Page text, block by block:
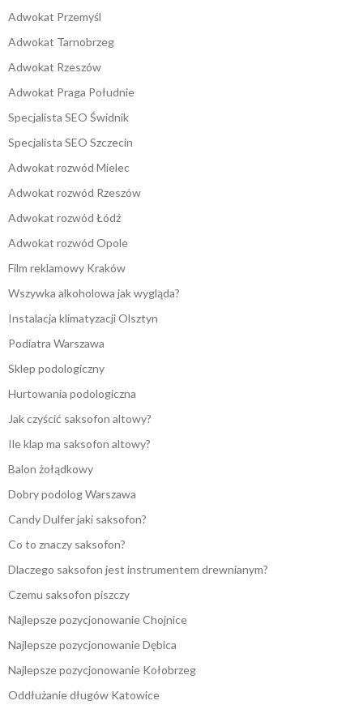
Adwokat Przemyśl
Adwokat Tarnobrzeg
Adwokat Rzeszów
Adwokat Praga Południe
Specjalista SEO Świdnik
Specjalista SEO Szczecin
Adwokat rozwód Mielec
Adwokat rozwód Rzeszów
Adwokat rozwód Łódź
Adwokat rozwód Opole
Film reklamowy Kraków
Wszywka alkoholowa jak wygląda?
Instalacja klimatyzacji Olsztyn
Podiatra Warszawa
Sklep podologiczny
Hurtowania podologiczna
Jak czyścić saksofon altowy?
Ile klap ma saksofon altowy?
Balon żołądkowy
Dobry podolog Warszawa
Candy Dulfer jaki saksofon?
Co to znaczy saksofon?
Dlaczego saksofon jest instrumentem drewnianym?
Czemu saksofon piszczy
Najlepsze pozycjonowanie Chojnice
Najlepsze pozycjonowanie Dębica
Najlepsze pozycjonowanie Kołobrzeg
Oddłużanie długów Katowice